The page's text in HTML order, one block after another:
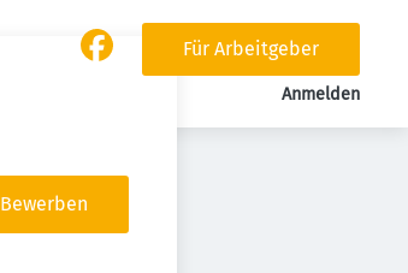
Für Arbeitgeber
Anmelden
Bewerben